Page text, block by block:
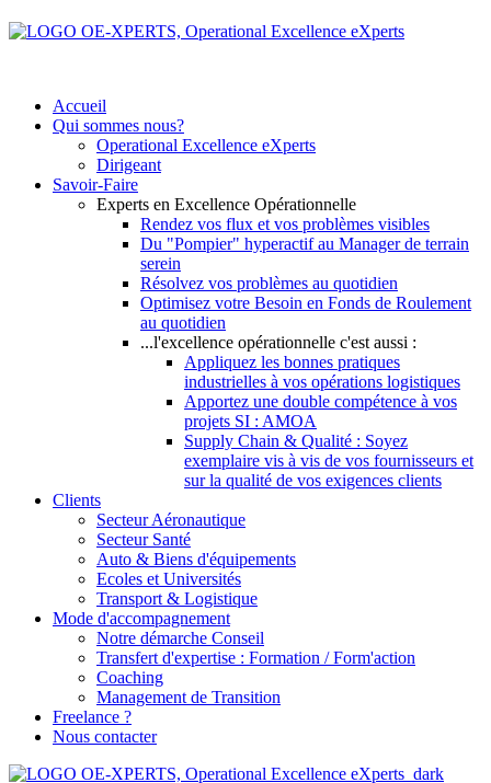
Accueil
Qui sommes nous?
Operational Excellence eXperts
Dirigeant
Savoir-Faire
Experts en Excellence Opérationnelle
Rendez vos flux et vos problèmes visibles
Du "Pompier" hyperactif au Manager de terrain
serein
Résolvez vos problèmes au quotidien
Optimisez votre Besoin en Fonds de Roulement
au quotidien
...l'excellence opérationnelle c'est aussi :
Appliquez les bonnes pratiques
industrielles à vos opérations logistiques
Apportez une double compétence à vos
projets SI : AMOA
Supply Chain & Qualité : Soyez
exemplaire vis à vis de vos fournisseurs et
sur la qualité de vos exigences clients
Clients
Secteur Aéronautique
Secteur Santé
Auto & Biens d'équipements
Ecoles et Universités
Transport & Logistique
Mode d'accompagnement
Notre démarche Conseil
Transfert d'expertise : Formation / Form'action
Coaching
Management de Transition
Freelance ?
Nous contacter